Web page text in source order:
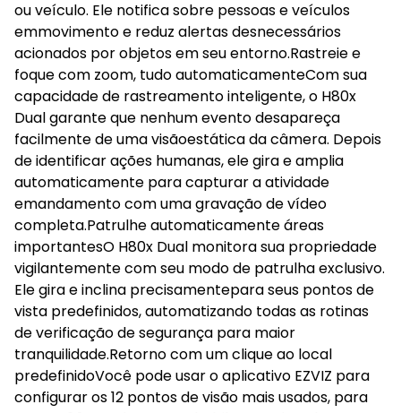
ou veículo. Ele notifica sobre pessoas e veículos
emmovimento e reduz alertas desnecessários
acionados por objetos em seu entorno.Rastreie e
foque com zoom, tudo automaticamenteCom sua
capacidade de rastreamento inteligente, o H80x
Dual garante que nenhum evento desapareça
facilmente de uma visãoestática da câmera. Depois
de identificar ações humanas, ele gira e amplia
automaticamente para capturar a atividade
emandamento com uma gravação de vídeo
completa.Patrulhe automaticamente áreas
importantesO H80x Dual monitora sua propriedade
vigilantemente com seu modo de patrulha exclusivo.
Ele gira e inclina precisamentepara seus pontos de
vista predefinidos, automatizando todas as rotinas
de verificação de segurança para maior
tranquilidade.Retorno com um clique ao local
predefinidoVocê pode usar o aplicativo EZVIZ para
configurar os 12 pontos de visão mais usados, para